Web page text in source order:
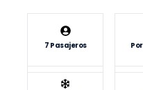
7 Pasajeros